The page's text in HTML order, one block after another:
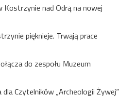
Kostrzynie nad Odrą na nowej
pięknieje. Trwają prace
do zespołu Muzeum
Czytelników „Archeologii Żywej”